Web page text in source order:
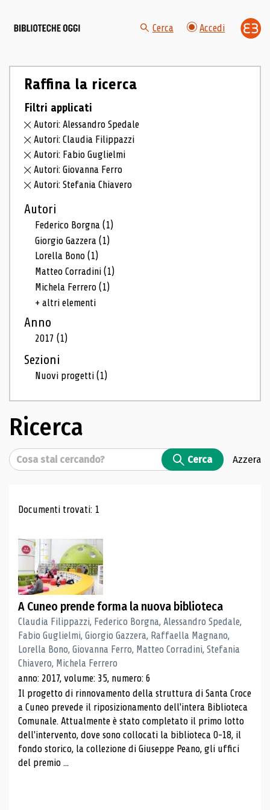
Cerca Accedi
Raffina la ricerca
Filtri applicati
Autori: Alessandro Spedale
Autori: Claudia Filippazzi
Autori: Fabio Guglielmi
Autori: Giovanna Ferro
Autori: Stefania Chiavero
Autori
Federico Borgna(1)
Giorgio Gazzera(1)
Lorella Bono(1)
Matteo Corradini(1)
Michela Ferrero(1)
+ altri elementi
Anno
2017(1)
Sezioni
Nuovi progetti(1)
Ricerca
Cerca Cerca Azzera
Risultati di ricerca
Documenti trovati: 1
A Cuneo prende forma la nuova biblioteca
Claudia Filippazzi, Federico Borgna, Alessandro Spedale,
Fabio Guglielmi, Giorgio Gazzera, Raffaella Magnano,
Lorella Bono, Giovanna Ferro, Matteo Corradini, Stefania
Chiavero, Michela Ferrero
anno: 2017, volume: 35, numero: 6
Il progetto di rinnovamento della struttura di Santa Croce
a Cuneo prevede il riposizionamento dell'intera Biblioteca
Comunale. Attualmente è stato completato il primo lotto
dell'intervento, dove sono collocati la biblioteca 0-18, il
fondo storico, la collezione di Giuseppe Peano, gli uffici
del premio ...